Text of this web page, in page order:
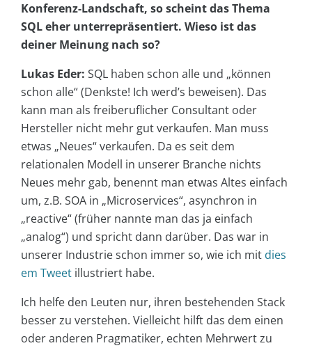
Konferenz-Landschaft, so scheint das Thema
SQL eher unterrepräsentiert. Wieso ist das
deiner Meinung nach so?
Lukas Eder: SQL haben schon alle und „können
schon alle“ (Denkste! Ich werd’s beweisen). Das
kann man als freiberuflicher Consultant oder
Hersteller nicht mehr gut verkaufen. Man muss
etwas „Neues“ verkaufen. Da es seit dem
relationalen Modell in unserer Branche nichts
Neues mehr gab, benennt man etwas Altes einfach
um, z.B. SOA in „Microservices“, asynchron in
„reactive“ (früher nannte man das ja einfach
„analog“) und spricht dann darüber. Das war in
unserer Industrie schon immer so, wie ich mit dies
em Tweet illustriert habe.
Ich helfe den Leuten nur, ihren bestehenden Stack
besser zu verstehen. Vielleicht hilft das dem einen
oder anderen Pragmatiker, echten Mehrwert zu